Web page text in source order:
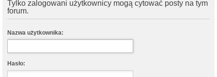
Tylko zalogowani użytkownicy mogą cytować posty na tym
forum.
Nazwa użytkownika:
Hasło: